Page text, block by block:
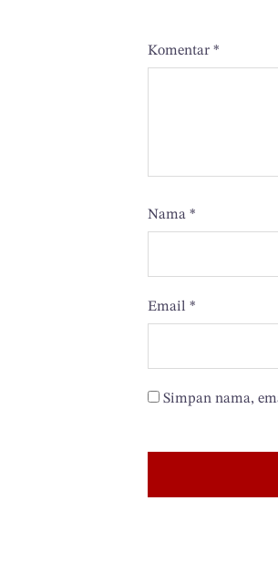
Komentar *
Nama *
Email *
Simpan nama,